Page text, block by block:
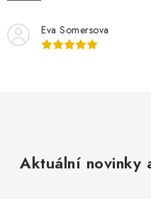
s
u
Eva Somersova
Aktuální novinky